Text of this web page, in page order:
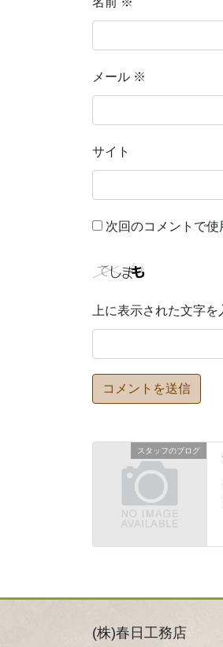
メール ※
サイト
次回のコメントで使
上に表示された文字を
スタッフのブログ
(株)春日工務店